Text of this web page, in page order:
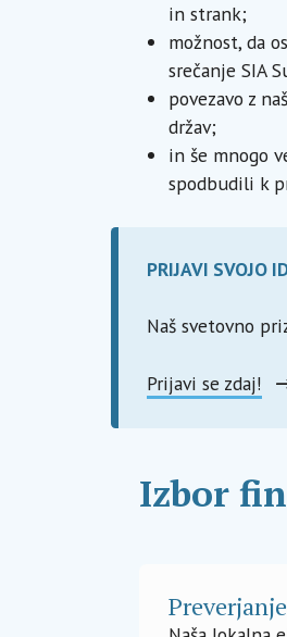
in strank;
možnost, da
srečanje SIA
povezavo z
držav;
in še mnogo
spodbudili k
PRIJAVI SVOJO
Naš svetovno
Prijavi se zdaj!
Izbor